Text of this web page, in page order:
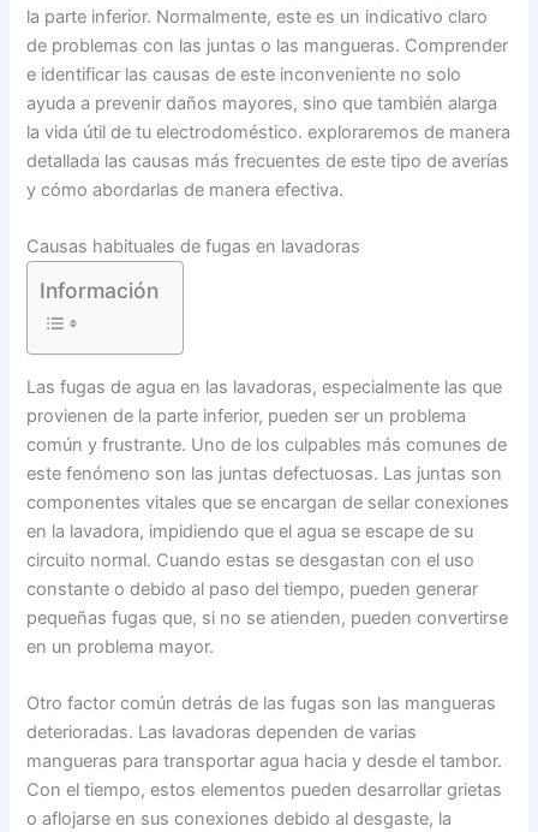
la parte inferior. Normalmente, este es un indicativo claro
de problemas con las juntas o las mangueras. Comprender
e identificar las causas de este inconveniente no solo
ayuda a prevenir daños mayores, sino que también alarga
la vida útil de tu electrodoméstico. exploraremos de manera
detallada las causas más frecuentes de este tipo de averías
y cómo abordarlas de manera efectiva.
Causas habituales de fugas en lavadoras
Información
Las fugas de agua en las lavadoras, especialmente las que
provienen de la parte inferior, pueden ser un problema
común y frustrante. Uno de los culpables más comunes de
este fenómeno son las juntas defectuosas. Las juntas son
componentes vitales que se encargan de sellar conexiones
en la lavadora, impidiendo que el agua se escape de su
circuito normal. Cuando estas se desgastan con el uso
constante o debido al paso del tiempo, pueden generar
pequeñas fugas que, si no se atienden, pueden convertirse
en un problema mayor.
Otro factor común detrás de las fugas son las mangueras
deterioradas. Las lavadoras dependen de varias
mangueras para transportar agua hacia y desde el tambor.
Con el tiempo, estos elementos pueden desarrollar grietas
o aflojarse en sus conexiones debido al desgaste, la